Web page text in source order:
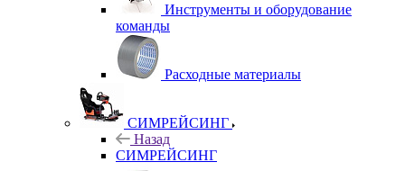
Инструменты и оборудование
команды
Расходные материалы
СИМРЕЙСИНГ
Назад
СИМРЕЙСИНГ